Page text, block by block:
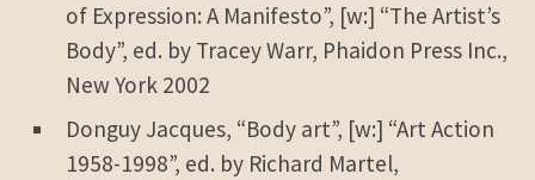
of Expression: A Manifesto”, [w:] “The Artist’s
Body”, ed. by Tracey Warr, Phaidon Press Inc.,
New York 2002
Donguy Jacques, “Body art”, [w:] “Art Action
1958-1998”, ed. by Richard Martel,